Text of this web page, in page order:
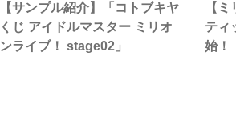
【サンプル紹介】「コトブキヤ
くじ アイドルマスター ミリオ
ンライブ！ stage02」
【
ティ
始！